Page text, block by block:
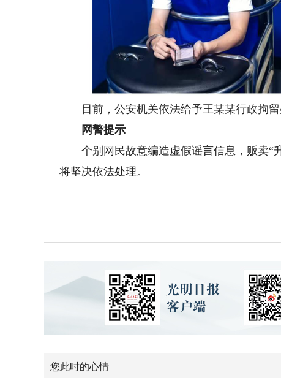
目前，公安机关依法给予王某某行政拘留
网警提示
个别网民故意编造虚假谣言信息，贩卖“
将坚决依法处理。
您此时的心情